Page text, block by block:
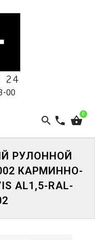
00
0
РУЛОННОЙ
КАРМИННО-
AL1,5-RAL-